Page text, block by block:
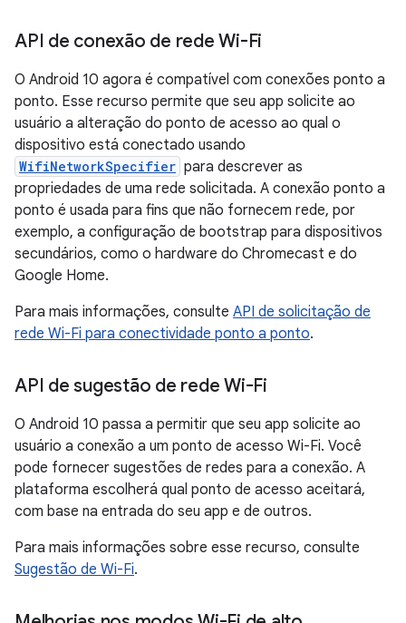
API de conexão de rede Wi-Fi
O Android 10 agora é compatível com conexões ponto a
ponto. Esse recurso permite que seu app solicite ao
usuário a alteração do ponto de acesso ao qual o
dispositivo está conectado usando
WifiNetworkSpecifier para descrever as
propriedades de uma rede solicitada. A conexão ponto a
ponto é usada para fins que não fornecem rede, por
exemplo, a configuração de bootstrap para dispositivos
secundários, como o hardware do Chromecast e do
Google Home.
Para mais informações, consulte API de solicitação de
rede Wi-Fi para conectividade ponto a ponto.
API de sugestão de rede Wi-Fi
O Android 10 passa a permitir que seu app solicite ao
usuário a conexão a um ponto de acesso Wi-Fi. Você
pode fornecer sugestões de redes para a conexão. A
plataforma escolherá qual ponto de acesso aceitará,
com base na entrada do seu app e de outros.
Para mais informações sobre esse recurso, consulte
Sugestão de Wi-Fi.